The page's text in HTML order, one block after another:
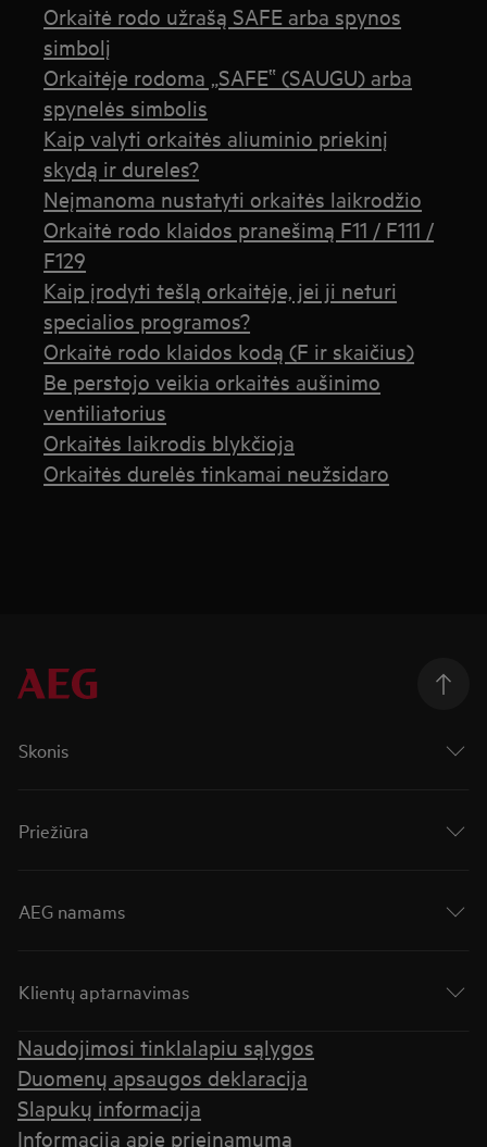
Orkaitė rodo užrašą SAFE arba spynos
simbolį
Orkaitėje rodoma „SAFE‟ (SAUGU) arba
spynelės simbolis
Kaip valyti orkaitės aliuminio priekinį
skydą ir dureles?
Neįmanoma nustatyti orkaitės laikrodžio
Orkaitė rodo klaidos pranešimą F11 / F111 /
F129
Kaip įrodyti tešlą orkaitėje, jei ji neturi
specialios programos?
Orkaitė rodo klaidos kodą (F ir skaičius)
Be perstojo veikia orkaitės aušinimo
ventiliatorius
Orkaitės laikrodis blykčioja
Orkaitės durelės tinkamai neužsidaro
Skonis
Priežiūra
AEG namams
Klientų aptarnavimas
Naudojimosi tinklalapiu sąlygos
Duomenų apsaugos deklaracija
Slapukų informacija
Informacija apie prieinamumą